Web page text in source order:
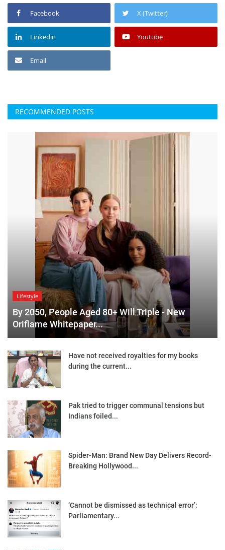
Facebook X (Twitter)
Linkedin Youtube
Email
RECOMMENDED POSTS
Lifestyle
By 2050, People Aged 80+ Will Triple - New
Oriflame Whitepaper...
Have not received royalties for my books
during the current...
Pak tried to trigger communal tensions but
Indians foiled...
Spider-Man: Brand New Day Delivers Record-
Breaking Hollywood...
‘Cannot be dismissed as technical error’:
Parliamentary...